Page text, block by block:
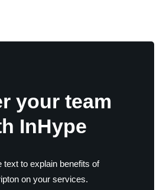
your team
InHype
text to explain benefits of
on your services.